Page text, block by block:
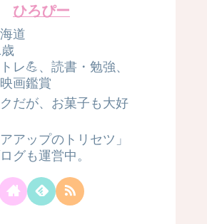
ひろぴー
道
レ💪、読書・勉強、
画鑑賞
だが、お菓子も大好
アップのトリセツ」
グも運営中。